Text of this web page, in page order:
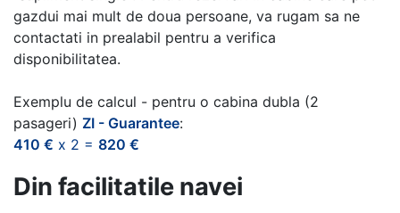
gazdui mai mult de doua persoane, va rugam sa ne
contactati in prealabil pentru a verifica
disponibilitatea.
Exemplu de calcul - pentru o cabina dubla (2
pasageri) ZI - Guarantee:
410 € x 2 = 820 €
Din facilitatile navei